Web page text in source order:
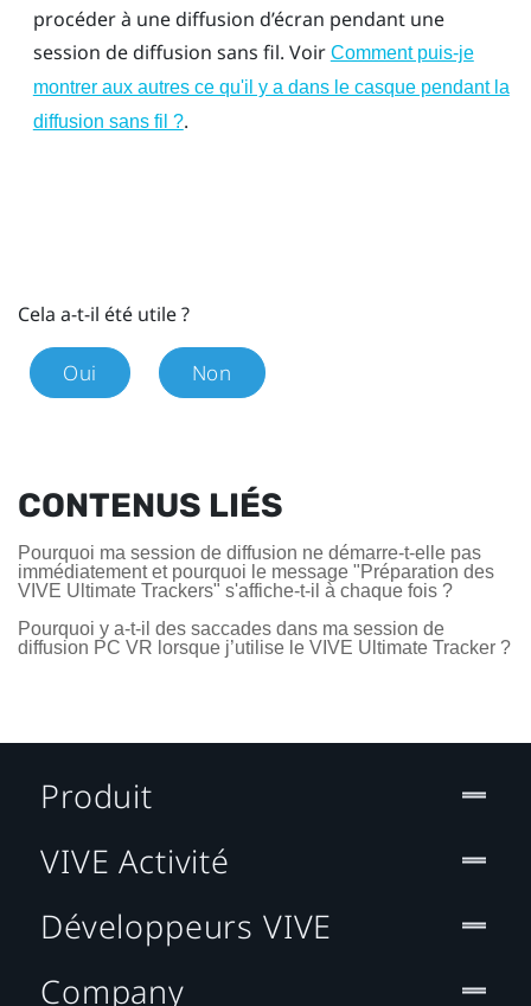
procéder à une diffusion d’écran pendant une
session de diffusion sans fil. Voir Comment puis-je
montrer aux autres ce qu'il y a dans le casque pendant la
diffusion sans fil ?.
Cela a-t-il été utile ?
Oui Non
CONTENUS LIÉS
Pourquoi ma session de diffusion ne démarre-t-elle pas
immédiatement et pourquoi le message "Préparation des
VIVE Ultimate Trackers" s'affiche-t-il à chaque fois ?
Pourquoi y a-t-il des saccades dans ma session de
diffusion PC VR lorsque j’utilise le VIVE Ultimate Tracker ?
Produit
VIVE Activité
Développeurs VIVE
Company